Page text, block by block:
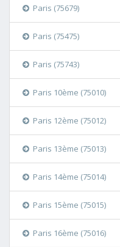
Paris (75679)
Paris (75475)
Paris (75743)
Paris 10ème (75010)
Paris 12ème (75012)
Paris 13ème (75013)
Paris 14ème (75014)
Paris 15ème (75015)
Paris 16ème (75016)